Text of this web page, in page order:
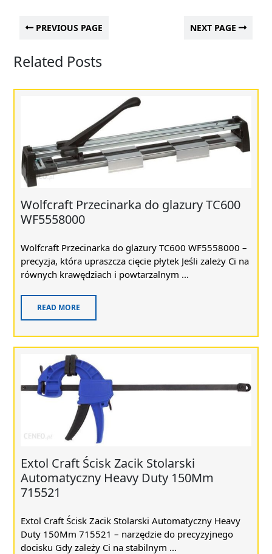
PREVIOUS PAGE NEXT PAGE
Related Posts
Wolfcraft Przecinarka do glazury TC600
WF5558000
Wolfcraft Przecinarka do glazury TC600 WF5558000 –
precyzja, która upraszcza cięcie płytek Jeśli zależy Ci na
równych krawędziach i powtarzalnym ...
READ MORE
Extol Craft Ścisk Zacik Stolarski
Automatyczny Heavy Duty 150Mm
715521
Extol Craft Ścisk Zacik Stolarski Automatyczny Heavy
Duty 150Mm 715521 – narzędzie do precyzyjnego
docisku Gdy zależy Ci na stabilnym ...